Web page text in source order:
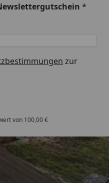
*
zur
von 100,00 €